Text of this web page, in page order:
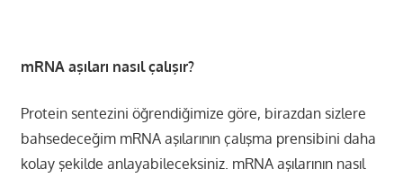
mRNA aşıları nasıl çalışır?
Protein sentezini öğrendiğimize göre, birazdan sizlere
bahsedeceğim mRNA aşılarının çalışma prensibini daha
kolay şekilde anlayabileceksiniz. mRNA aşılarının nasıl